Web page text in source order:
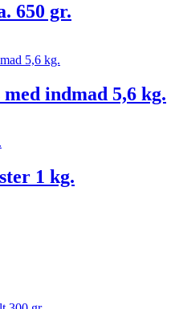
650 gr.
indmad 5,6 kg.
1 kg.